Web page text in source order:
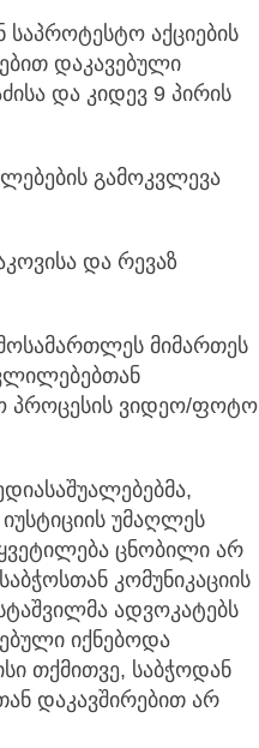
აქციების
დაკავებული
და კიდევ 9 პირის
გამოკვლევა
და რევაზ
მიმართეს
პროცესის ვიდეო/ფოტო
უმაღლეს
ცნობილი არ
კომუნიკაციის
ადვოკატებს
იქნებოდა
თქმითვე, საბჭოდან
დაკავშირებით არ